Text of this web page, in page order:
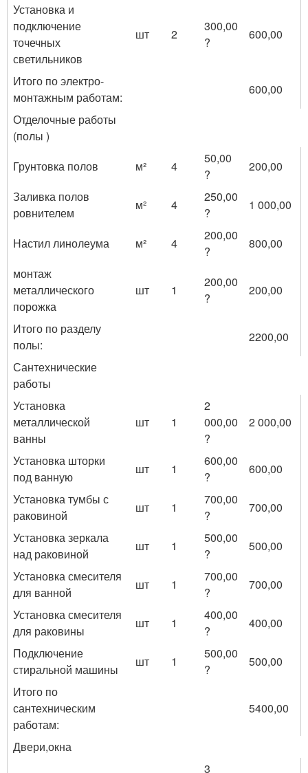
Установка и
подключение
точечных
светильников
шт 2
300,00
?
600,00
Итого по электро-
монтажным работам:
600,00
Отделочные работы
(полы )
Грунтовка полов
м² 4
50,00
?
200,00
Заливка полов
ровнителем
м² 4
250,00
?
1 000,00
Настил линолеума м² 4
200,00
?
800,00
монтаж
металлического
порожка
шт 1
200,00
?
200,00
Итого по разделу
полы:
2200,00
Сантехнические
работы
Установка
металлической
ванны
шт 1
2
000,00
?
2 000,00
Установка шторки
под ванную
шт 1
600,00
?
600,00
Установка тумбы с
раковиной
шт 1
700,00
?
700,00
Установка зеркала
над раковиной
шт 1
500,00
?
500,00
Установка смесителя
для ванной
шт 1
700,00
?
700,00
Установка смесителя
для раковины
шт 1
400,00
?
400,00
Подключение
стиральной машины
шт 1
500,00
?
500,00
Итого по
сантехническим
работам:
5400,00
Двери,окна
3